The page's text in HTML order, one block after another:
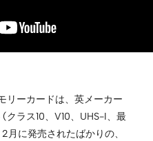
リーカードは、英メーカー
ラス10、V10、UHS-I、最
に発売されたばかりの、